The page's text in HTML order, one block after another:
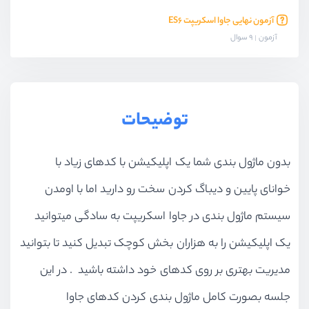
آزمون نهایی جاوا اسکریپت ES6
آزمون 9 سوال
توضیحات
بدون ماژول بندی شما یک اپلیکیشن با کدهای زیاد با
خوانای پایین و دیباگ کردن سخت رو دارید اما با اومدن
سیستم ماژول بندی در جاوا اسکریپت به سادگی میتوانید
یک اپلیکیشن را به هزاران بخش کوچک تبدیل کنید تا بتوانید
مدیریت بهتری بر روی کدهای خود داشته باشید . در این
جلسه بصورت کامل ماژول بندی کردن کدهای جاوا